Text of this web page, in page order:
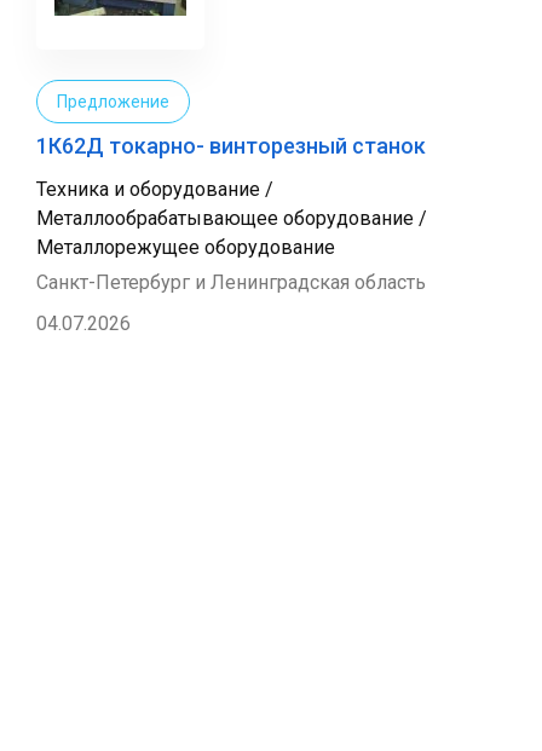
Предложение
1К62Д токарно- винторезный станок
Техника и оборудование /
Металлообрабатывающее оборудование /
Металлорежущее оборудование
Санкт-Петербург и Ленинградская область
04.07.2026